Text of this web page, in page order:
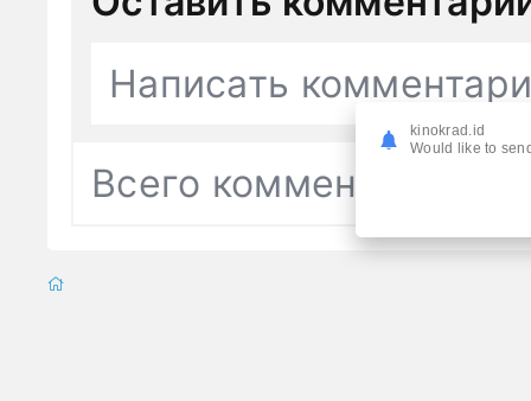
Написать
Всего комментариев
kinokrad.id
Would like to